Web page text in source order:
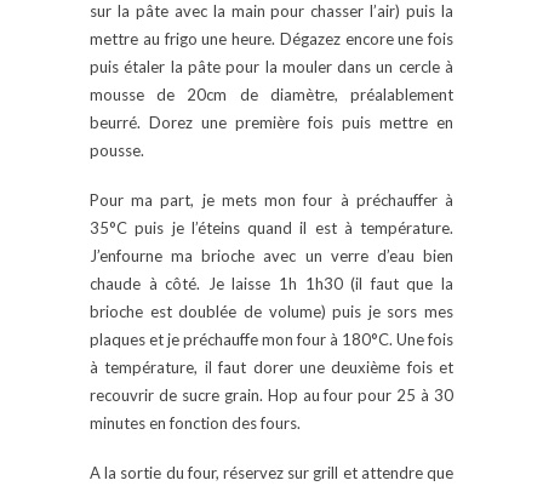
sur la pâte avec la main pour chasser l’air) puis la
mettre au frigo une heure. Dégazez encore une fois
puis étaler la pâte pour la mouler dans un cercle à
mousse de 20cm de diamètre, préalablement
beurré. Dorez une première fois puis mettre en
pousse.
Pour ma part, je mets mon four à préchauffer à
35°C puis je l’éteins quand il est à température.
J’enfourne ma brioche avec un verre d’eau bien
chaude à côté. Je laisse 1h 1h30 (il faut que la
brioche est doublée de volume) puis je sors mes
plaques et je préchauffe mon four à 180°C. Une fois
à température, il faut dorer une deuxième fois et
recouvrir de sucre grain. Hop au four pour 25 à 30
minutes en fonction des fours.
A la sortie du four, réservez sur grill et attendre que